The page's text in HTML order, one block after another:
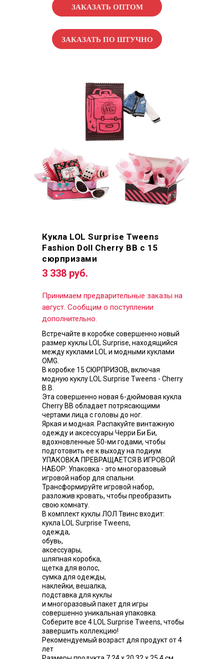
ЗАКАЗАТЬ ОПТОМ
ЗАКАЗАТЬ ПО ШТУЧНО
Кукла LOL Surprise Tweens
Fashion Doll Cherry BB с 15
сюрпризами
Встречайте в коробке совершенно новый
размер куклы LOL Surprise, находящийся
между куклами LOL и модными куклами
OMG.
В коробке 15 СЮРПРИЗОВ, включая
модную куклу LOL Surprise Tweens - Cherry
B.B.
Эта совершенно новая 6-дюймовая кукла
Cherry BB обладает потрясающими
чертами лица с головы до ног.
Яркая и модная. Распакуйте винтажную
одежду и аксессуары Черри Би Би,
вдохновленные 50-ми годами, чтобы
подготовить ее к выходу на подиум.
УПАКОВКА ПРЕВРАЩАЕТСЯ В ИГРОВОЙ
НАБОР: Упаковка - это многоразовый
игровой набор для спальни.
Трансформируйте игровой набор,
разложив кровать, чтобы преобразить
свою комнату.
В комплект куклы ЛОЛ Твинс входит:
кукла LOL Surprise Tweens,
одежда,
обувь,
аксессуары,
шляпная коробка,
щетка для волос,
сумка для одежды,
наклейки, вешалка,
подставка для куклы
и многоразовый пакет для игры
совершенно уникальная упаковка.
Соберите все 4 LOL Surprise Tweens, чтобы
завершить коллекцию!
Рекомендуемый возраст для продукт от 4
лет
3 338 руб.
Принимаем предварительные заказы на
август. Сообщим о поступлении
дополнительно.